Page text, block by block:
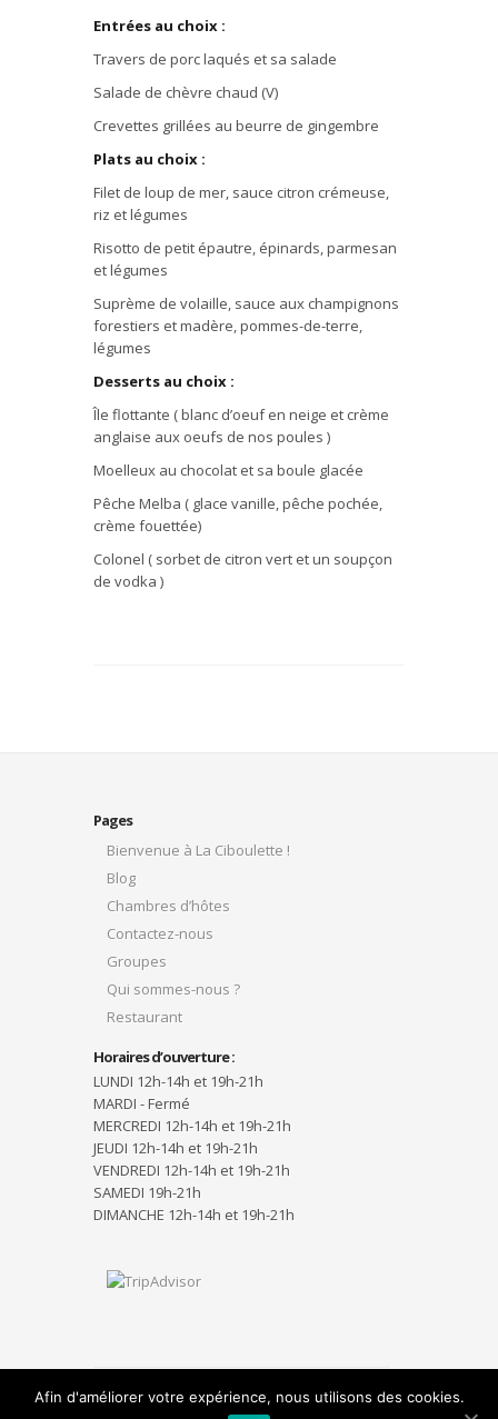
Entrées au choix :
Travers de porc laqués et sa salade
Salade de chèvre chaud (V)
Crevettes grillées au beurre de gingembre
Plats au choix :
Filet de loup de mer, sauce citron crémeuse,
riz et légumes
Risotto de petit épautre, épinards, parmesan
et légumes
Suprème de volaille, sauce aux champignons
forestiers et madère, pommes-de-terre,
légumes
Desserts au choix :
Île flottante ( blanc d’oeuf en neige et crème
anglaise aux oeufs de nos poules )
Moelleux au chocolat et sa boule glacée
Pêche Melba ( glace vanille, pêche pochée,
crème fouettée)
Colonel ( sorbet de citron vert et un soupçon
de vodka )
Pages
Bienvenue à La Ciboulette !
Blog
Chambres d’hôtes
Contactez-nous
Groupes
Qui sommes-nous ?
Restaurant
Horaires d’ouverture :
LUNDI 12h-14h et 19h-21h
MARDI - Fermé
MERCREDI 12h-14h et 19h-21h
JEUDI 12h-14h et 19h-21h
VENDREDI 12h-14h et 19h-21h
SAMEDI 19h-21h
DIMANCHE 12h-14h et 19h-21h
Designed byElegant Themes| Powered by
Afin d'améliorer votre expérience, nous utilisons des cookies.